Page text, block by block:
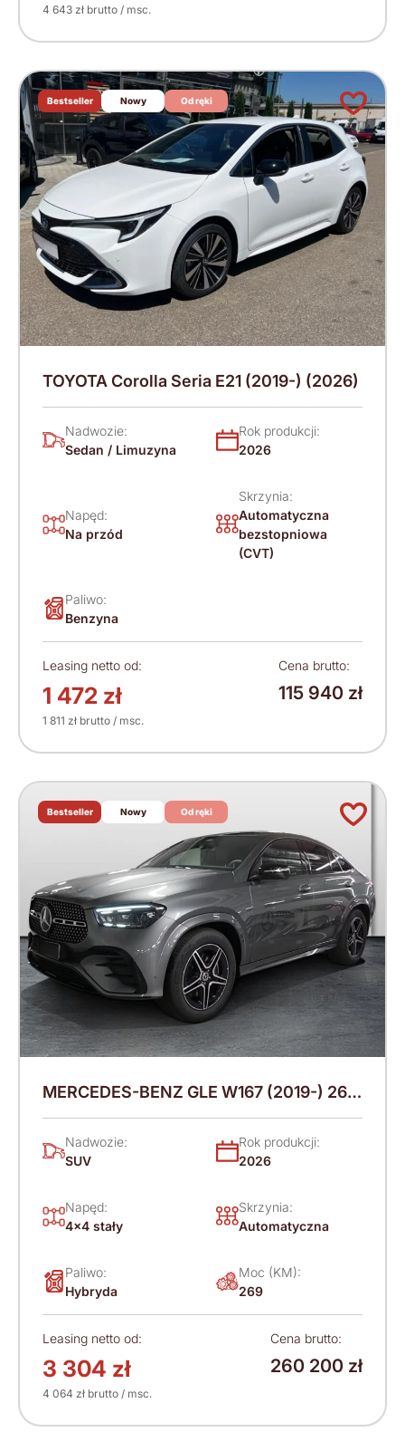
4 643 zł brutto / msc.
Bestseller Nowy Od ręki
TOYOTA Corolla Seria E21 (2019-) (2026)
Nadwozie:
Sedan / Limuzyna
Rok produkcji:
2026
Napęd:
Na przód
Skrzynia:
Automatyczna
bezstopniowa
(CVT)
Paliwo:
Benzyna
Leasing netto od:
1 472 zł
1 811 zł brutto / msc.
Cena brutto:
115 940 zł
Bestseller Nowy Od ręki
MERCEDES-BENZ GLE W167 (2019-) 269
KM (2026)
Nadwozie:
SUV
Rok produkcji:
2026
Napęd:
4x4 stały
Skrzynia:
Automatyczna
Paliwo:
Hybryda
Moc (KM):
269
Leasing netto od:
3 304 zł
4 064 zł brutto / msc.
Cena brutto:
260 200 zł